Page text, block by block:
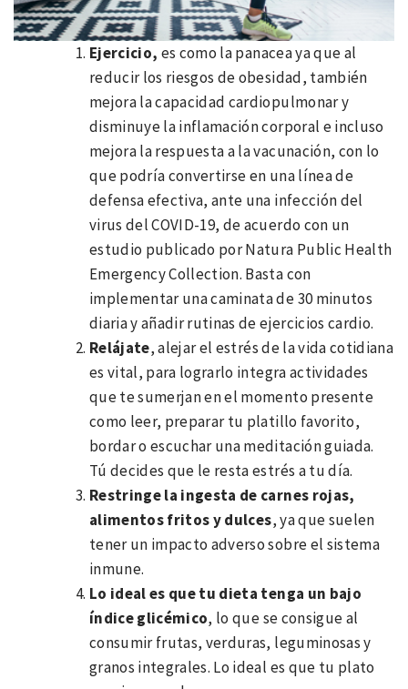
Ejercicio, es como la panacea ya que al
reducir los riesgos de obesidad, también
mejora la capacidad cardiopulmonar y
disminuye la inflamación corporal e incluso
mejora la respuesta a la vacunación, con lo
que podría convertirse en una línea de
defensa efectiva, ante una infección del
virus del COVID-19, de acuerdo con un
estudio publicado por Natura Public Health
Emergency Collection. Basta con
implementar una caminata de 30 minutos
diaria y añadir rutinas de ejercicios cardio.
Relájate, alejar el estrés de la vida cotidiana
es vital, para lograrlo integra actividades
que te sumerjan en el momento presente
como leer, preparar tu platillo favorito,
bordar o escuchar una meditación guiada.
Tú decides que le resta estrés a tu día.
Restringe la ingesta de carnes rojas,
alimentos fritos y dulces, ya que suelen
tener un impacto adverso sobre el sistema
inmune.
Lo ideal es que tu dieta tenga un bajo
índice glicémico, lo que se consigue al
consumir frutas, verduras, leguminosas y
granos integrales. Lo ideal es que tu plato